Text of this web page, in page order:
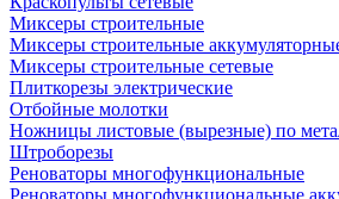
Миксеры строительные
Миксеры строительные
Миксеры строительные сетевые
Плиткорезы электрические
Отбойные молотки
Ножницы листовые (вырезные) по
Штроборезы
Реноваторы многофункциональные
Реноваторы многофункциональные